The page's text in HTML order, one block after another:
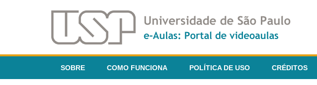
SOBRE COMO FUNCIONA POLÍTICA DE USO CRÉDITOS